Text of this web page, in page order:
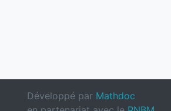
Développé par Mathdoc